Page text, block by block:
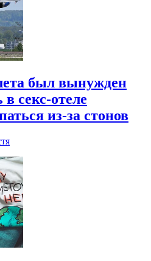
был вынужден
секс-отеле
из-за стонов